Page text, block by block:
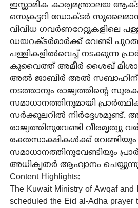
ഇസ്ലാമിക കാര്യമന്ത്രാലയ
സെക്രട്ടറി ഡോക്ടർ
വിവിധ ഗവർണറേറ്റുകളിലെ
ഡയറക്ടർമാർക്ക് വേണ്ടി
പള്ളികളിൽവെച്ച് നടക്കുന്ന
കുവൈത്ത് അമീർ ശൈഖ്
അൽ ജാബിർ അൽ സബാഹിന്
നടത്താനും രാജ്യത്തിന്റെ
സമാധാനത്തിനുമായി
സർക്കുലറിൽ നിർദ്ദേശമുണ്ട്.
രാജ്യത്തിനുവേണ്ടി വീരമൃത്യു
രക്തസാക്ഷികൾക്ക്
സമാധാനത്തിനുവേണ്ടിയും
അധികൃതർ ആഹ്വാനം
Content Highlights:
The Kuwait Ministry of Awqaf and
scheduled the Eid al-Adha prayer